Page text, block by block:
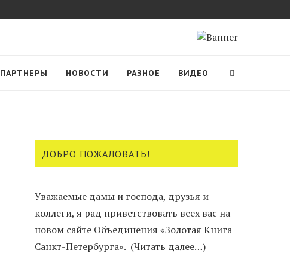
ПАРТНЕРЫ НОВОСТИ РАЗНОЕ ВИДЕО
ДОБРО ПОЖАЛОВАТЬ!
Уважаемые дамы и господа, друзья и
коллеги, я рад приветствовать всех вас на
новом сайте Объединения «Золотая Книга
Санкт-Петербурга». (Читать далее…)